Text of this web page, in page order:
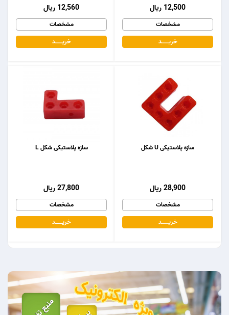
12,560 ریال
مشخصات
خریـــــــد
12,500 ریال
مشخصات
خریـــــــد
سازه پلاستیکی شکل L
27,800 ریال
مشخصات
خریـــــــد
سازه پلاستیکی U شکل
28,900 ریال
مشخصات
خریـــــــد